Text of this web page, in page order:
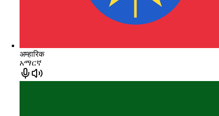
अम्हारिक
አማርኛ